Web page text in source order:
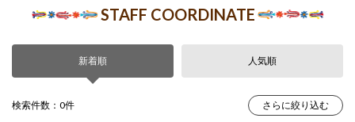
STAFF COORDINATE
新着順 人気順
検索件数：0件 さらに絞り込む